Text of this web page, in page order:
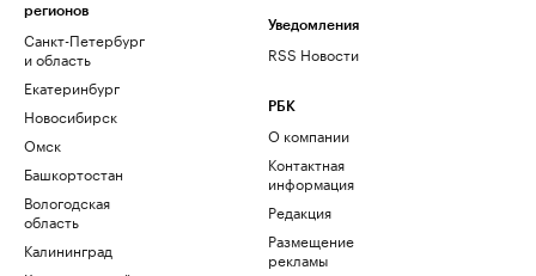
регионов
Санкт-Петербург
и область
Екатеринбург
Новосибирск
Омск
Башкортостан
Вологодская
область
Калининград
Уведомления
RSS Новости
РБК
О компании
Контактная
информация
Редакция
Размещение
рекламы